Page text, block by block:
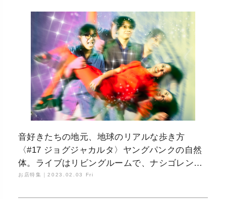
音好きたちの地元、地球のリアルな歩き方
〈#17 ジョグジャカルタ〉ヤングパンクの自然
体。ライブはリビングルームで、ナシゴレンは
母校前の屋台で
お店特集｜2023.02.03 Fri